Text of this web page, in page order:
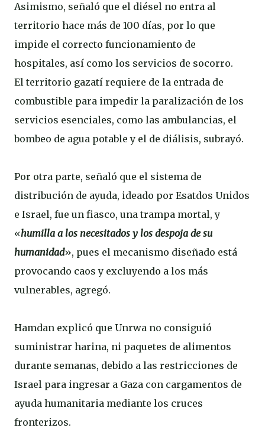
Asimismo, señaló que el diésel no entra al
territorio hace más de 100 días, por lo que
impide el correcto funcionamiento de
hospitales, así como los servicios de socorro.
El territorio gazatí requiere de la entrada de
combustible para impedir la paralización de los
servicios esenciales, como las ambulancias, el
bombeo de agua potable y el de diálisis, subrayó.
Por otra parte, señaló que el sistema de
distribución de ayuda, ideado por Esatdos Unidos
e Israel, fue un fiasco, una trampa mortal, y
«humilla a los necesitados y los despoja de su
humanidad», pues el mecanismo diseñado está
provocando caos y excluyendo a los más
vulnerables, agregó.
Hamdan explicó que Unrwa no consiguió
suministrar harina, ni paquetes de alimentos
durante semanas, debido a las restricciones de
Israel para ingresar a Gaza con cargamentos de
ayuda humanitaria mediante los cruces
fronterizos.